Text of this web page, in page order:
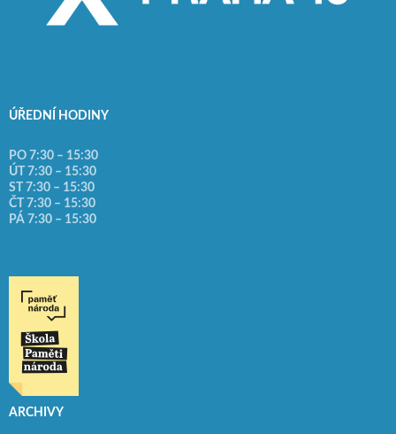
ÚŘEDNÍ HODINY
PO 7:30 – 15:30
ÚT 7:30 – 15:30
ST 7:30 – 15:30
ČT 7:30 – 15:30
PÁ 7:30 – 15:30
ARCHIVY